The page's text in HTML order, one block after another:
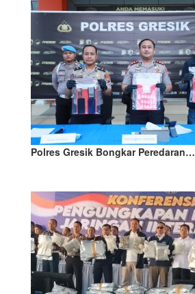
Polres Gresik Bongkar Peredaran…